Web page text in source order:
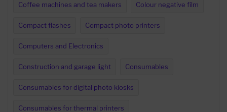
Coffee machines and tea makers Colour negative film
Compact flashes Compact photo printers
Computers and Electronics
Construction and garage light Consumables
Consumables for digital photo kiosks
Consumables for thermal printers